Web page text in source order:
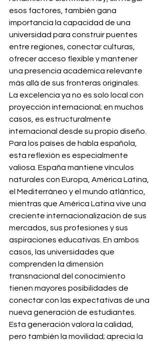
esos factores, también gana
importancia la capacidad de una
universidad para construir puentes
entre regiones, conectar culturas,
ofrecer acceso flexible y mantener
una presencia académica relevante
más allá de sus fronteras originales.
La excelencia ya no es solo local con
proyección internacional; en muchos
casos, es estructuralmente
internacional desde su propio diseño.
Para los países de habla española,
esta reflexión es especialmente
valiosa. España mantiene vínculos
naturales con Europa, América Latina,
el Mediterráneo y el mundo atlántico,
mientras que América Latina vive una
creciente internacionalización de sus
mercados, sus profesiones y sus
aspiraciones educativas. En ambos
casos, las universidades que
comprenden la dimensión
transnacional del conocimiento
tienen mayores posibilidades de
conectar con las expectativas de una
nueva generación de estudiantes.
Esta generación valora la calidad,
pero también la movilidad; aprecia la